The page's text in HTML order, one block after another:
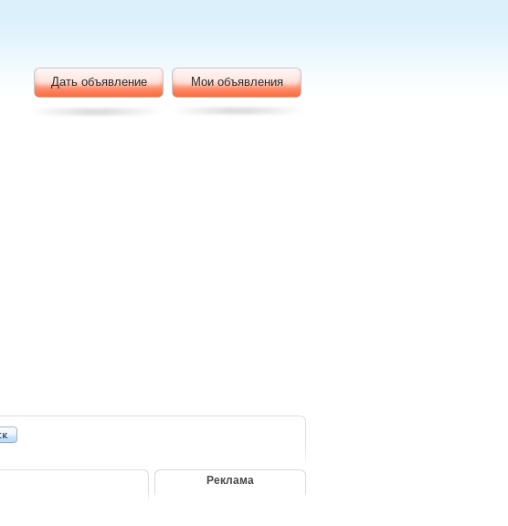
Дать объявление Мои объявления
Реклама